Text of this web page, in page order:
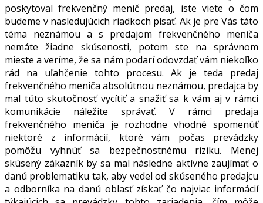
poskytoval frekvenčný menič predaj, iste viete o čom
budeme v nasledujúcich riadkoch písať. Ak je pre Vás táto
téma neznámou a s predajom frekvenčného meniča
nemáte žiadne skúsenosti, potom ste na správnom
mieste a veríme, že sa nám podarí odovzdať vám niekoľko
rád na uľahčenie tohto procesu. Ak je teda predaj
frekvenčného meniča absolútnou neznámou, predajca by
mal túto skutočnosť vycítiť a snažiť sa k vám aj v rámci
komunikácie náležite správať. V rámci predaja
frekvenčného meniča je rozhodne vhodné spomenúť
niektoré z informácií, ktoré vám počas prevádzky
pomôžu vyhnúť sa bezpečnostnému riziku. Menej
skúsený zákazník by sa mal následne aktívne zaujímať o
danú problematiku tak, aby vedel od skúseného predajcu
a odborníka na danú oblasť získať čo najviac informácií